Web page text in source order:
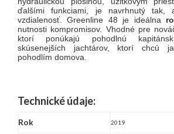
ďalšími funkciami, je navrhnutý tak,
vzdialenosť. Greenline 48 je ideálna
nutnosti kompromisov. Vhodné pre
ktorí ponúkajú pohodlnú
skúsenejších jachtárov, ktorí chcú
pohodlím domova.
Technické údaje:
Rok 2019